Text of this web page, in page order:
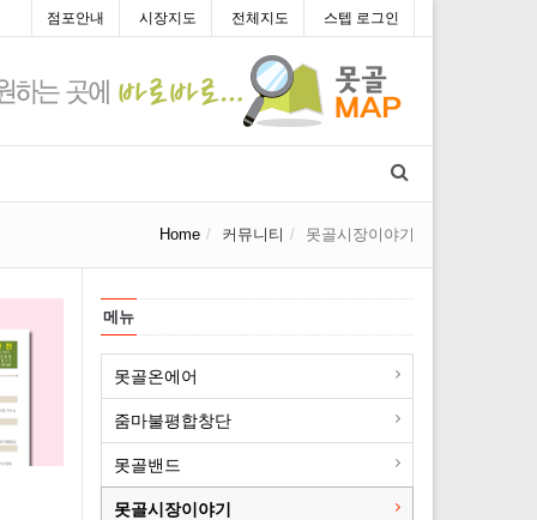
점포안내 시장지도 전체지도 스텝 로그인
Home 커뮤니티 못골시장이야기
메뉴
못골온에어
줌마불평합창단
못골밴드
못골시장이야기